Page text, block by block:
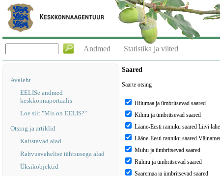
Andmed Statistika ja viited
Avaleht
EELISe andmed
keskkonnaportaalis
Loe siit "Mis on EELIS?"
Otsing ja artiklid
Kaitstavad alad
Rahvusvahelise tähtsusega alad
Üksikobjektid
Saared
Saarte otsing
Hiiumaa ja ümbritsevad saared
Kihnu ja ümbritsevad saared
Lääne-Eesti ranniku saared Liivi
Lääne-Eesti ranniku saared
Muhu ja ümbritsevad saared
Ruhnu ja ümbritsevad saared
Saaremaa ja ümbritsevad saared